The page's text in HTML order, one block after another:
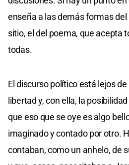
enseña a las demás formas del
sitio, el del poema, que acepta
todas.
El discurso político está lejos
libertad y, con ella, la
que eso que se oye es algo
imaginado y contado por otro.
contaban, como un anhelo, de